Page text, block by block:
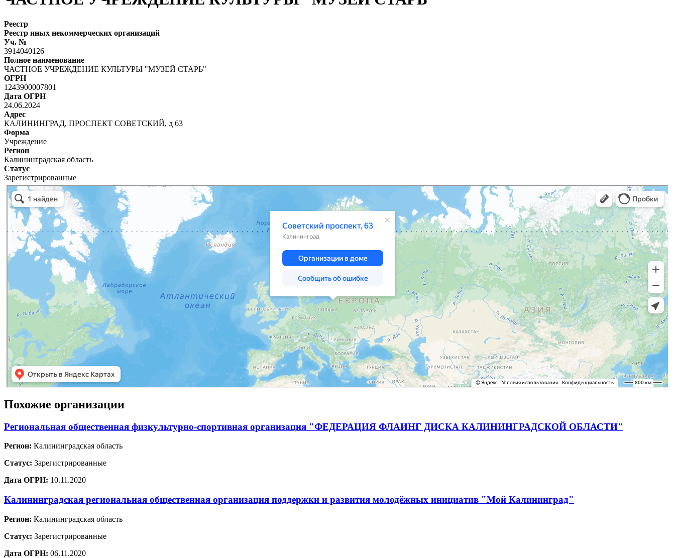
Реестр
Реестр иных некоммерческих организаций
Уч. №
3914040126
Полное наименование
ЧАСТНОЕ УЧРЕЖДЕНИЕ КУЛЬТУРЫ "МУЗЕЙ СТАРЬ"
ОГРН
1243900007801
Дата ОГРН
24.06.2024
Адрес
КАЛИНИНГРАД, ПРОСПЕКТ СОВЕТСКИЙ, д 63
Форма
Учреждение
Регион
Калининградская область
Статус
Зарегистрированные
Похожие организации
Региональная общественная физкультурно-спортивная организация "ФЕДЕРАЦИЯ ФЛАИНГ ДИСКА КАЛИНИНГРАДСКОЙ ОБЛАСТИ"
Регион: Калининградская область
Статус: Зарегистрированные
Дата ОГРН: 10.11.2020
Калининградская региональная общественная организация поддержки и развития молодёжных инициатив "Мой Калининград"
Регион: Калининградская область
Статус: Зарегистрированные
Дата ОГРН: 06.11.2020